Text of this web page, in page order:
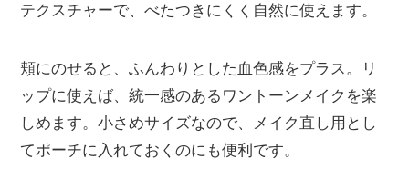
テクスチャーで、べたつきにくく自然に使えます。
頬にのせると、ふんわりとした血色感をプラス。リ
ップに使えば、統一感のあるワントーンメイクを楽
しめます。小さめサイズなので、メイク直し用とし
てポーチに入れておくのにも便利です。